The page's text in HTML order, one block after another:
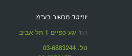
יונייטד מכשור בע"מ
רח' יגע כפיים 1 תל אביב
טל. 03-6883244